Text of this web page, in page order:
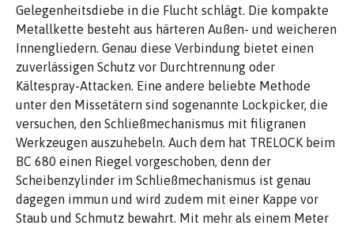
Gelegenheitsdiebe in die Flucht schlägt. Die kompakte
Metallkette besteht aus härteren Außen- und weicheren
Innengliedern. Genau diese Verbindung bietet einen
zuverlässigen Schutz vor Durchtrennung oder
Kältespray-Attacken. Eine andere beliebte Methode
unter den Missetätern sind sogenannte Lockpicker, die
versuchen, den Schließmechanismus mit filigranen
Werkzeugen auszuhebeln. Auch dem hat TRELOCK beim
BC 680 einen Riegel vorgeschoben, denn der
Scheibenzylinder im Schließmechanismus ist genau
dagegen immun und wird zudem mit einer Kappe vor
Staub und Schmutz bewahrt. Mit mehr als einem Meter